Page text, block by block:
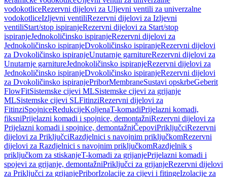
vodokotliceRezervni dijelovi za Uljevni ventili za univerzalne
vodokotliceIzljevni ventiliRezervni dijelovi za Izljevni
ventiliStart/stop ispiranjeRezervni dijelovi za Start/stop
ispiranjeJednokoličinsko ispiranjeRezervni dijelovi za
Jednokoličinsko ispiranjeDvokoličinsko ispiranjeRezervni dijelovi
za Dvokoličinsko ispiranjeUnutarnje garnitureRezervni dijelovi za
Unutarnje garnitureJednokoličinsko ispiranjeRezervni dijelovi za
Jednokoličinsko ispiranjeDvokoličinsko ispiranjeRezervni dijelovi
za Dvokoličinsko ispiranjePriborMembraneSustavi opskrbeGeberit
FlowFitSistemske cijevi MLSistemske cijevi za grijanje
MLSistemske cijevi SLFitinziRezervni dijelovi za
FitinziSpojniceRedukcijeKoljenaT-komadiPrijelazni komadi,
fiksniPrijelazni komadi i spojnice, demontažniRezervni dijelovi za
Prijelazni komadi i spojnice, demontažniČepoviPriključciRezervni
dijelovi za PriključciRazdjelnici s navojnim priključkomRezervni
dijelovi za Razdjelnici s navojnim priključkomRazdjelnik s
priključkom za stiskanjeT-komadi za grijanjePrijelazni komadi i
spojevi za grijanje, demontažniPriključci za grijanjeRezervni dijelovi
za Priključci za grijanjePriborIzolacije za cijevi i fitingeIzolacije za